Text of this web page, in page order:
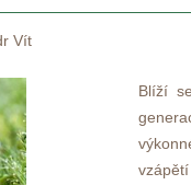
Vít
Blíží